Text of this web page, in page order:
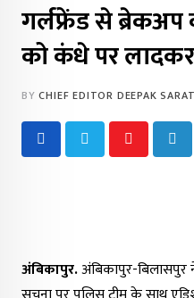
गर्लफ्रेंड से ब्रेकअप
को कंधे पर
BYCHIEF EDITOR DEEPAK
Youtube
अंबिकापुर.अंबिकापुर-बिलासपुर